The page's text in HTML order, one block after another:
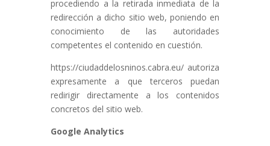
procediendo a la retirada inmediata de la
redirección a dicho sitio web, poniendo en
conocimiento de las autoridades
competentes el contenido en cuestión.
https://ciudaddelosninos.cabra.eu/ autoriza
expresamente a que terceros puedan
redirigir directamente a los contenidos
concretos del sitio web.
Google Analytics